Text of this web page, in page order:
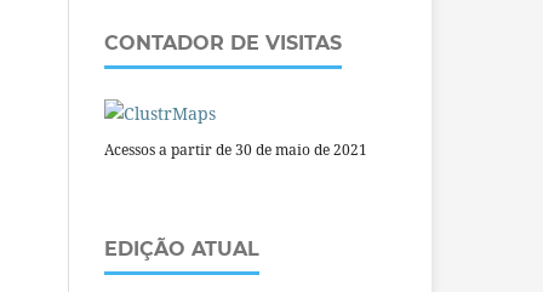
CONTADOR DE VISITAS
Acessos a partir de 30 de maio de 2021
EDIÇÃO ATUAL